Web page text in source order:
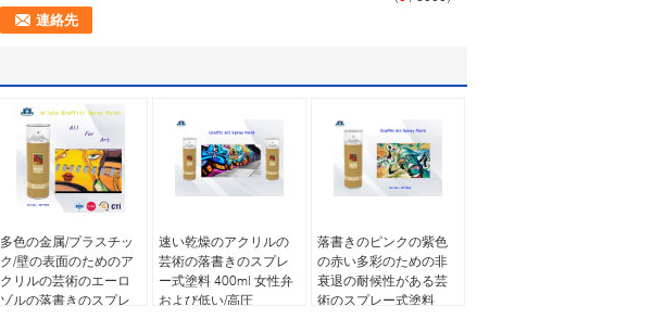
多色の金属/プラスチッ
ク/壁の表面のためのア
クリルの芸術のエーロ
ゾルの落書きのスプレ
速い乾燥のアクリルの
芸術の落書きのスプレ
ー式塗料 400ml 女性弁
および低い/高圧
落書きのピンクの紫色
の赤い多彩のための非
衰退の耐候性がある芸
術のスプレー式塗料